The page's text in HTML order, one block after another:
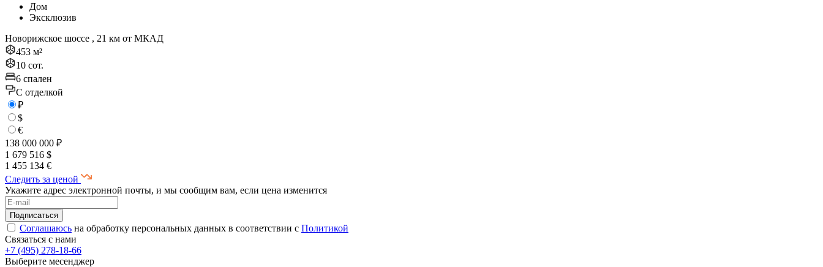
Дом
Эксклюзив
Новорижское шоссе , 21 км от МКАД
453 м²
10 сот.
6 спален
C отделкой
₽
$
€
138 000 000 ₽
1 679 516 $
1 455 134 €
Следить за ценой
Укажите адрес электронной почты, и мы сообщим вам, если цена изменится
Соглашаюсь на обработку персональных данных в соответствии с Политикой
Связаться с нами
+7 (495) 278-18-66
Выберите месенджер